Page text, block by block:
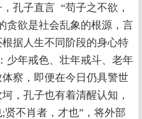
孔子直言 “苟子之不欲，
贪欲是社会乱象的根源，言
据人生不同阶段的身心特
少年戒色、壮年戒斗、老年
察，即便在今日仍具警世
，孔子也有着清醒认知，
不肖者，才也”，将外部